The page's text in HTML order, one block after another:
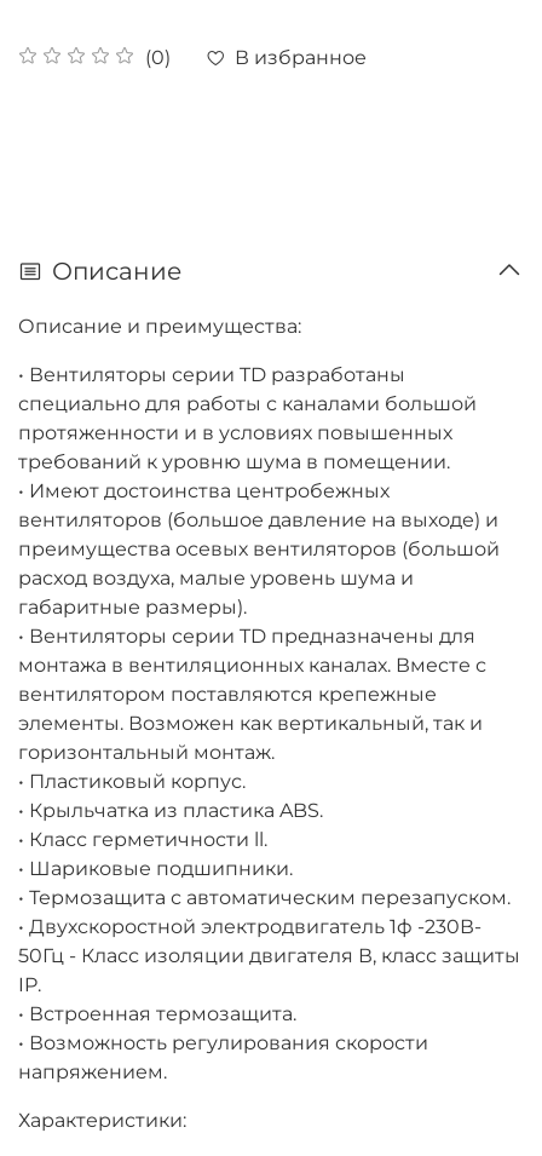
(0) В избранное
Описание
Описание и преимущества:
• Вентиляторы серии TD разработаны
специально для работы с каналами большой
протяженности и в условиях повышенных
требований к уровню шума в помещении.
• Имеют достоинства центробежных
вентиляторов (большое давление на выходе) и
преимущества осевых вентиляторов (большой
расход воздуха, малые уровень шума и
габаритные размеры).
• Вентиляторы серии TD предназначены для
монтажа в вентиляционных каналах. Вместе с
вентилятором поставляются крепежные
элементы. Возможен как вертикальный, так и
горизонтальный монтаж.
• Пластиковый корпус.
• Крыльчатка из пластика ABS.
• Класс герметичности ll.
• Шариковые подшипники.
• Термозащита с автоматическим перезапуском.
• Двухскоростной электродвигатель 1ф -230В-
50Гц - Класс изоляции двигателя В, класс защиты
IP.
• Встроенная термозащита.
• Возможность регулирования скорости
напряжением.
Характеристики: